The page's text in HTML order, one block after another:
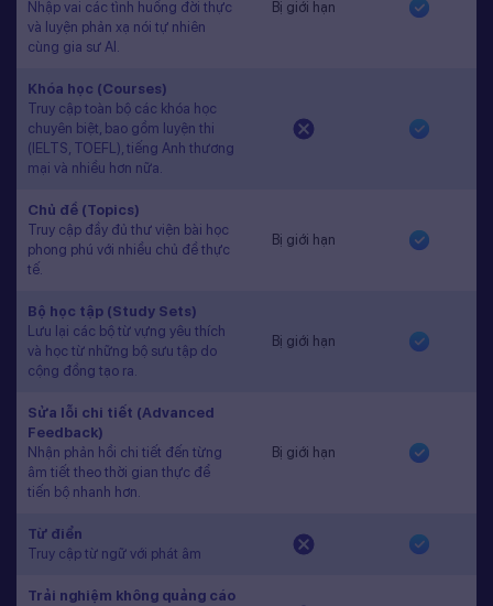
Nhập vai các tình huống đời thực
và luyện phản xạ nói tự nhiên
cùng gia sư AI.
Bị giới hạn
Khóa học (Courses)
Truy cập toàn bộ các khóa học
chuyên biệt, bao gồm luyện thi
(IELTS, TOEFL), tiếng Anh thương
mại và nhiều hơn nữa.
Chủ đề (Topics)
Truy cập đầy đủ thư viện bài học
phong phú với nhiều chủ đề thực
tế.
Bị giới hạn
Bộ học tập (Study Sets)
Lưu lại các bộ từ vựng yêu thích
và học từ những bộ sưu tập do
cộng đồng tạo ra.
Bị giới hạn
Sửa lỗi chi tiết (Advanced
Feedback)
Nhận phản hồi chi tiết đến từng
âm tiết theo thời gian thực để
tiến bộ nhanh hơn.
Bị giới hạn
Từ điển
Truy cập từ ngữ với phát âm
Trải nghiệm không quảng cáo